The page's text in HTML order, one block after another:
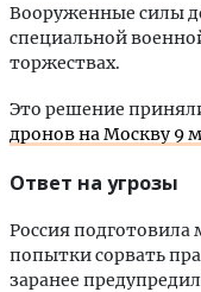
Вооруженные силы
специальной
торжествах.
Это решение
дронов на Москву 9
Ответ на угрозы
Россия подготовила
попытки сорвать
заранее